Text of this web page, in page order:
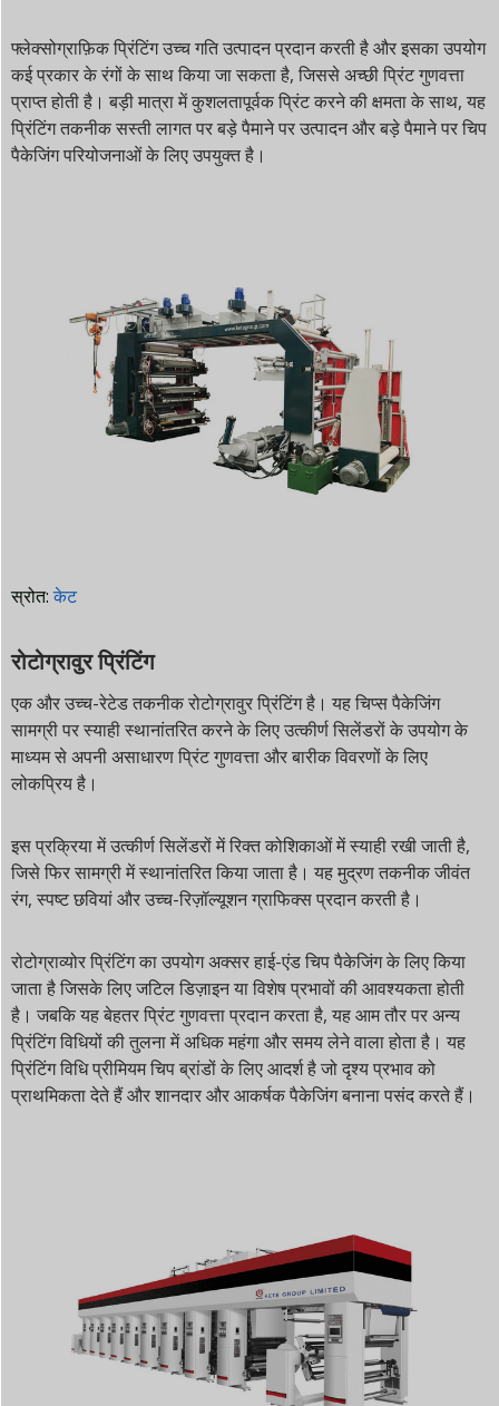
फ्लेक्सोग्राफ़िक प्रिंटिंग उच्च गति उत्पादन प्रदान करती है और इसका उपयोग
कई प्रकार के रंगों के साथ किया जा सकता है, जिससे अच्छी प्रिंट गुणवत्ता
प्राप्त होती है। बड़ी मात्रा में कुशलतापूर्वक प्रिंट करने की क्षमता के साथ, यह
प्रिंटिंग तकनीक सस्ती लागत पर बड़े पैमाने पर उत्पादन और बड़े पैमाने पर चिप
पैकेजिंग परियोजनाओं के लिए उपयुक्त है।
स्रोत:केट
रोटोग्रावुर प्रिंटिंग
एक और उच्च-रेटेड तकनीक रोटोग्रावुर प्रिंटिंग है। यह चिप्स पैकेजिंग
सामग्री पर स्याही स्थानांतरित करने के लिए उत्कीर्ण सिलेंडरों के उपयोग के
माध्यम से अपनी असाधारण प्रिंट गुणवत्ता और बारीक विवरणों के लिए
लोकप्रिय है।
इस प्रक्रिया में उत्कीर्ण सिलेंडरों में रिक्त कोशिकाओं में स्याही रखी जाती है,
जिसे फिर सामग्री में स्थानांतरित किया जाता है। यह मुद्रण तकनीक जीवंत
रंग, स्पष्ट छवियां और उच्च-रिज़ॉल्यूशन ग्राफिक्स प्रदान करती है।
रोटोग्राव्योर प्रिंटिंग का उपयोग अक्सर हाई-एंड चिप पैकेजिंग के लिए किया
जाता है जिसके लिए जटिल डिज़ाइन या विशेष प्रभावों की आवश्यकता होती
है। जबकि यह बेहतर प्रिंट गुणवत्ता प्रदान करता है, यह आम तौर पर अन्य
प्रिंटिंग विधियों की तुलना में अधिक महंगा और समय लेने वाला होता है। यह
प्रिंटिंग विधि प्रीमियम चिप ब्रांडों के लिए आदर्श है जो दृश्य प्रभाव को
प्राथमिकता देते हैं और शानदार और आकर्षक पैकेजिंग बनाना पसंद करते हैं।